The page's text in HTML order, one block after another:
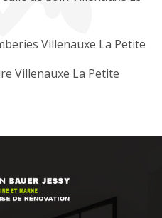
Villenauxe La Petite
Villenauxe La Petite